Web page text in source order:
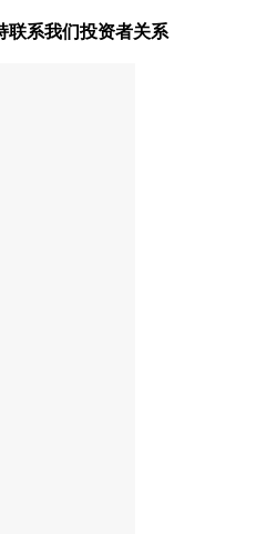
联系我们投资者关系